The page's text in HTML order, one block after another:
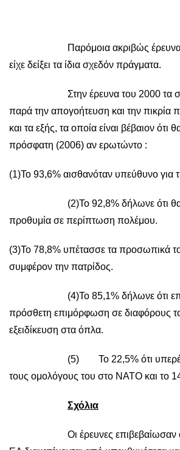
Παρόμοια ακριβώς έρευνα
είχε δείξει τα ίδια σχεδόν πράγματα.
Στην έρευνα του 2000 τα
παρά την απογοήτευση και την πικρία
και τα εξής, τα οποία είναι βέβαιον ότι
πρόσφατη (2006) αν ερωτώντο :
(1)Το 93,6% αισθανόταν υπεύθυνο για
(2)Το 92,8% δήλωνε ότι θα
προθυμία σε περίπτωση πολέμου.
(3)Το 78,8% υπέτασσε τα προσωπικά
συμφέρον την πατρίδος.
(4)Το 85,1% δήλωνε ότι
πρόσθετη επιμόρφωση σε διαφόρους
εξειδίκευση στα όπλα.
(5) Το 22,5% ότι υπερέχει
τους ομολόγους του στο ΝΑΤΟ και το
Σχόλια
Οι έρευνες επιβεβαίωσαν ότι